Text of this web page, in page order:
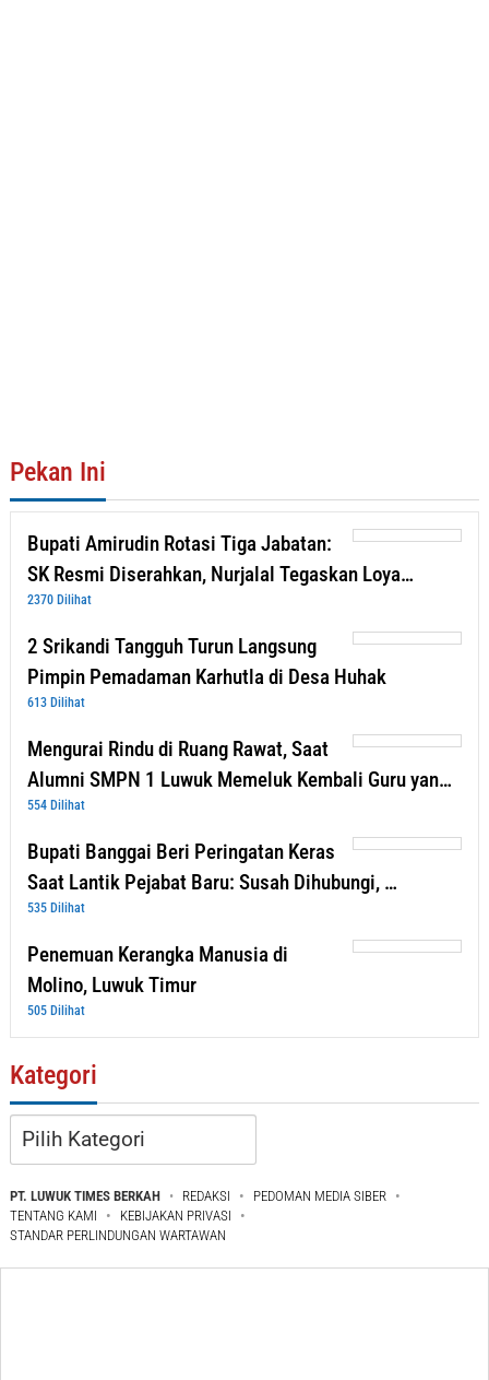
Pekan Ini
Bupati Amirudin Rotasi Tiga Jabatan:
SK Resmi Diserahkan, Nurjalal Tegaskan Loya…
2370 Dilihat
2 Srikandi Tangguh Turun Langsung
Pimpin Pemadaman Karhutla di Desa Huhak
613 Dilihat
Mengurai Rindu di Ruang Rawat, Saat
Alumni SMPN 1 Luwuk Memeluk Kembali Guru yan…
554 Dilihat
Bupati Banggai Beri Peringatan Keras
Saat Lantik Pejabat Baru: Susah Dihubungi, …
535 Dilihat
Penemuan Kerangka Manusia di
Molino, Luwuk Timur
505 Dilihat
Kategori
Kategori
PT. LUWUK TIMES BERKAH REDAKSI
PEDOMAN MEDIA SIBER
TENTANG KAMI
KEBIJAKAN PRIVASI
STANDAR PERLINDUNGAN WARTAWAN